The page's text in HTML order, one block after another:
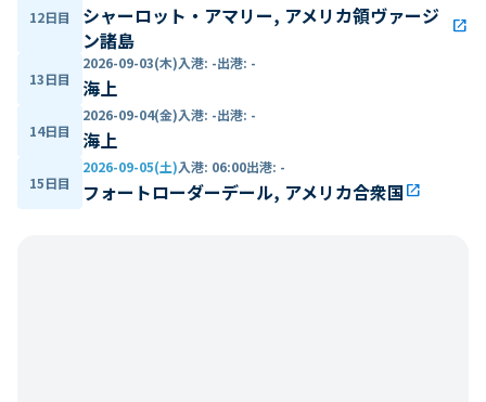
12日目
シャーロット・アマリー, アメリカ領ヴァージ
ン諸島
open_in_new
13日目
2026-09-03(木)入港: -出港: -
海上
14日目
2026-09-04(金)入港: -出港: -
海上
15日目
2026-09-05(土)入港: 06:00出港: -
フォートローダーデール, アメリカ合衆国open_in_new